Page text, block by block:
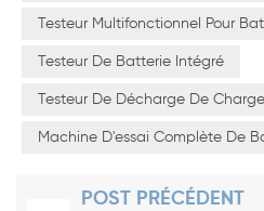
Testeur Multifonctionnel Pour
Testeur De Batterie Intégré
Testeur De Décharge De
Machine D'essai Complète De
POST PRÉCÉDENT